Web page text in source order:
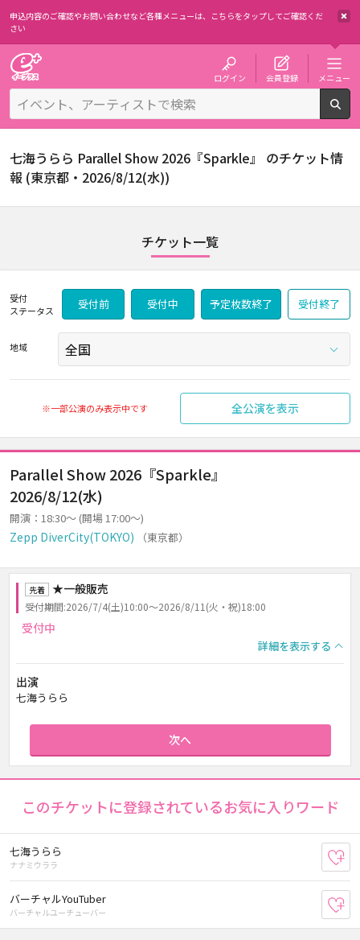
申込内容のご確認やお問い合わせなど各種メニューは、 こちらをタップしてご確認くだ
さい
ログイン 会員登録 メニュー
七海うらら Parallel Show 2026『Sparkle』 のチケット情
報 (東京都・2026/8/12(水))
チケット一覧
受付
ステータス
受付前 受付中 予定枚数終了 受付終了
地域
※一部公演のみ表示中です 全公演を表示
Parallel Show 2026『Sparkle』
2026/8/12(水)
開演：18:30～ (開場 17:00～)
Zepp DiverCity(TOKYO) （東京都）
先着 ★一般販売
受付期間:2026/7/4(土)10:00～2026/8/11(火・祝)18:00
受付中
詳細を表示する
出演
七海うらら
次へ
このチケットに登録されているお気に入りワード
七海うらら
ナナミウララ
バーチャルYouTuber
バーチャルユーチューバー